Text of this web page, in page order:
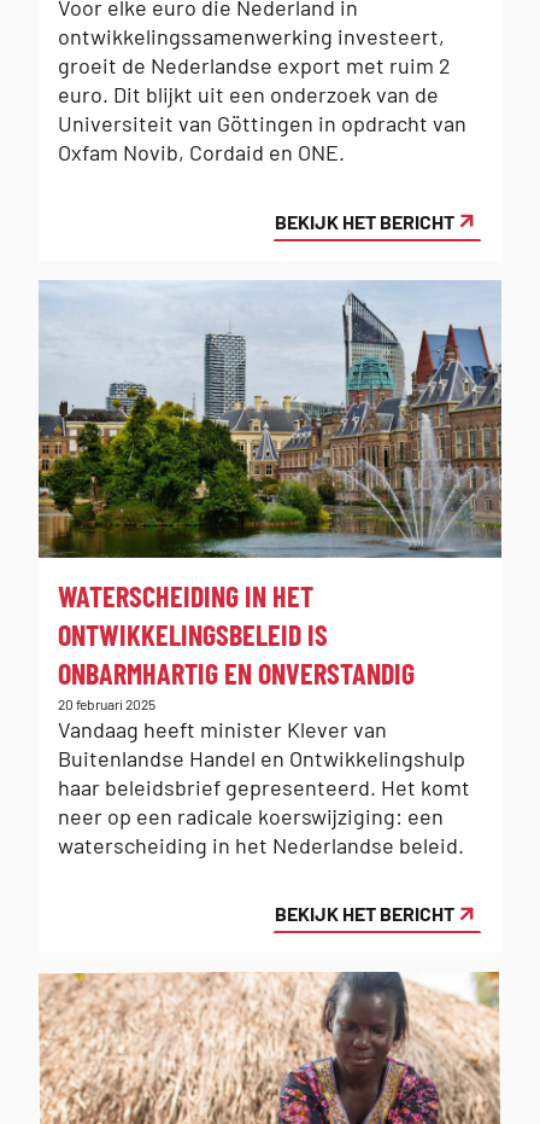
Voor elke euro die Nederland in
ontwikkelingssamenwerking investeert,
groeit de Nederlandse export met ruim 2
euro. Dit blijkt uit een onderzoek van de
Universiteit van Göttingen in opdracht van
Oxfam Novib, Cordaid en ONE.
BEKIJK HET BERICHT
:
WATERSCHEIDING IN HET
ONTWIKKELINGSBELEID IS
ONBARMHARTIG EN ONVERSTANDIG
Gepubliceerd
op:
20 februari 2025
Vandaag heeft minister Klever van
Buitenlandse Handel en Ontwikkelingshulp
haar beleidsbrief gepresenteerd. Het komt
neer op een radicale koerswijziging: een
waterscheiding in het Nederlandse beleid.
BEKIJK HET BERICHT